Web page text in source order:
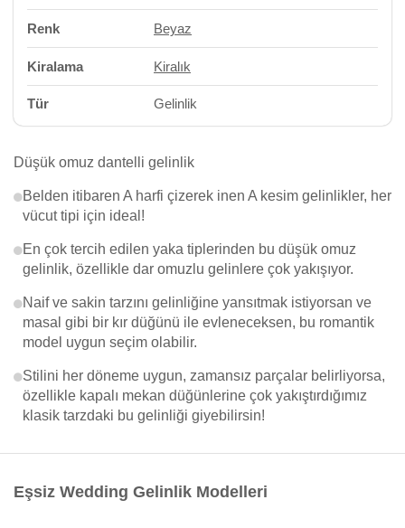
Renk Beyaz
Kiralama Kiralık
Tür Gelinlik
Düşük omuz dantelli gelinlik
Belden itibaren A harfi çizerek inen A kesim gelinlikler, her
vücut tipi için ideal!
En çok tercih edilen yaka tiplerinden bu düşük omuz
gelinlik, özellikle dar omuzlu gelinlere çok yakışıyor.
Naif ve sakin tarzını gelinliğine yansıtmak istiyorsan ve
masal gibi bir kır düğünü ile evleneceksen, bu romantik
model uygun seçim olabilir.
Stilini her döneme uygun, zamansız parçalar belirliyorsa,
özellikle kapalı mekan düğünlerine çok yakıştırdığımız
klasik tarzdaki bu gelinliği giyebilirsin!
Eşsiz Wedding Gelinlik Modelleri